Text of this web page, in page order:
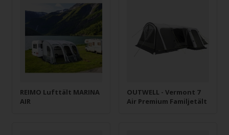
REIMO Lufttält MARINA
AIR
OUTWELL - Vermont 7
Air Premium Familjetält